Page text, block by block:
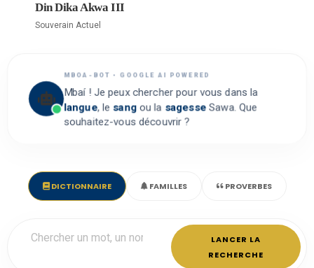
Din Dika Akwa III
Souverain Actuel
MBOA-BOT • GOOGLE AI POWERED
Mbaí ! Je peux chercher pour vous dans la
langue, le sangou la sagesse Sawa. Que
souhaitez-vous découvrir ?
DICTIONNAIRE FAMILLES PROVERBES
LANCER LA
RECHERCHE